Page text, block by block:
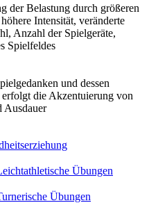
der Belastung durch größeren
Intensität, veränderte
Anzahl der Spielgeräte,
Spielfeldes
und dessen
die Akzentuierung von
Ausdauer
Übungen
Übungen